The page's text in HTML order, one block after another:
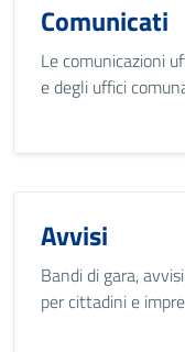
Comunicati
Le comunicazioni
e degli uffici
Avvisi
Bandi di gara,
per cittadini e